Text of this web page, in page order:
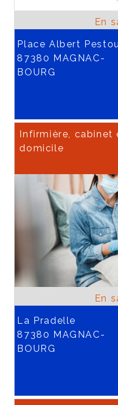
Place Albert
87380 MAGNAC-
BOURG
Infirmière, cabinet
domicile
La Pradelle
87380 MAGNAC-
BOURG